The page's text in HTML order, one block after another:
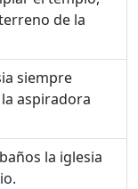
de la
siempre
aspiradora
la iglesia